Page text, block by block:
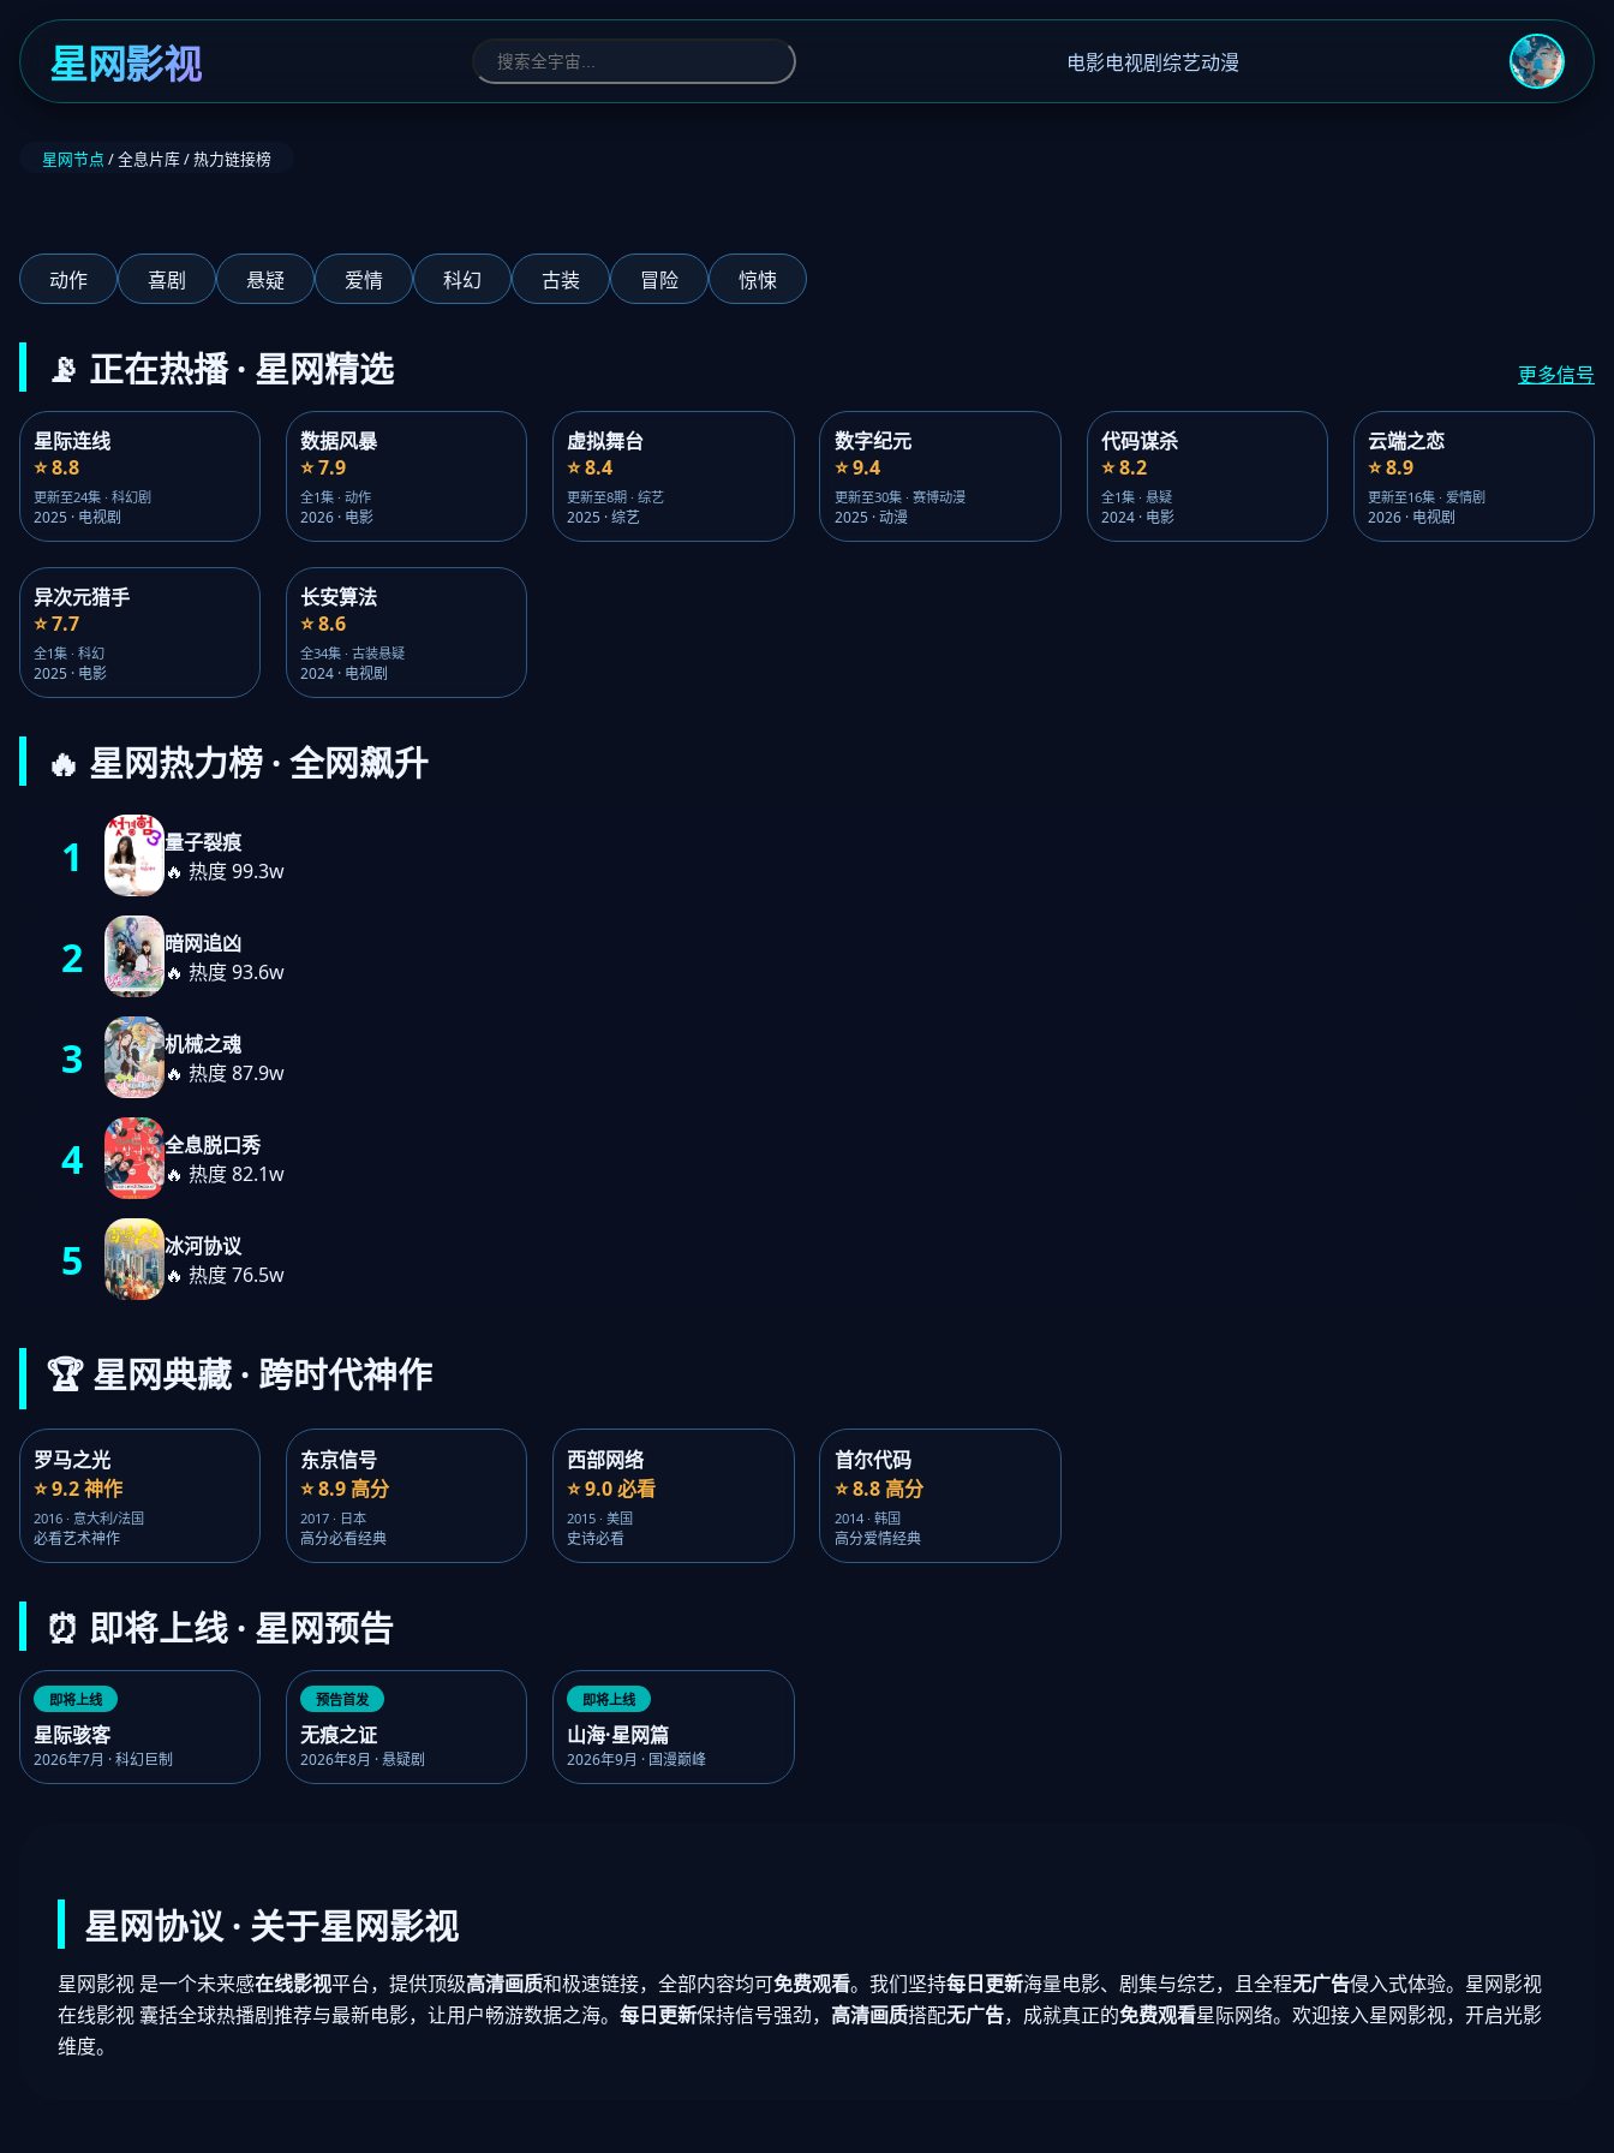
星网影视 电影电视剧综艺动漫
星网节点 / 全息片库 / 热力链接榜
动作 喜剧 悬疑 爱情 科幻 古装 冒险 惊悚
📡 正在热播 · 星网精选 更多信号
星际连线
⭐ 8.8
更新至24集 · 科幻剧
2025 · 电视剧
数据风暴
⭐ 7.9
全1集 · 动作
2026 · 电影
虚拟舞台
⭐ 8.4
更新至8期 · 综艺
2025 · 综艺
数字纪元
⭐ 9.4
更新至30集 · 赛博动漫
2025 · 动漫
代码谋杀
⭐ 8.2
全1集 · 悬疑
2024 · 电影
云端之恋
⭐ 8.9
更新至16集 · 爱情剧
2026 · 电视剧
异次元猎手
⭐ 7.7
全1集 · 科幻
2025 · 电影
长安算法
⭐ 8.6
全34集 · 古装悬疑
2024 · 电视剧
🔥 星网热力榜 · 全网飙升
1
量子裂痕
🔥 热度 99.3w
2
暗网追凶
🔥 热度 93.6w
3
机械之魂
🔥 热度 87.9w
4
全息脱口秀
🔥 热度 82.1w
5
冰河协议
🔥 热度 76.5w
🏆 星网典藏 · 跨时代神作
罗马之光
⭐ 9.2 神作
2016 · 意大利/法国
必看艺术神作
东京信号
⭐ 8.9 高分
2017 · 日本
高分必看经典
西部网络
⭐ 9.0 必看
2015 · 美国
史诗必看
首尔代码
⭐ 8.8 高分
2014 · 韩国
高分爱情经典
⏰ 即将上线 · 星网预告
即将上线
星际骇客
2026年7月 · 科幻巨制
预告首发
无痕之证
2026年8月 · 悬疑剧
即将上线
山海·星网篇
2026年9月 · 国漫巅峰
星网协议 · 关于星网影视
星网影视 是一个未来感在线影视平台，提供顶级高清画质和极速链接，全部内容均可免费观看。我们坚持每日更新海量电影、剧集与综艺，且全程无广告侵入式体验。星网影视
在线影视 囊括全球热播剧推荐与最新电影，让用户畅游数据之海。 每日更新保持信号强劲， 高清画质搭配无广告，成就真正的免费观看星际网络。欢迎接入星网影视，开启光影
维度。